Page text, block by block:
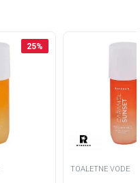
25%
TOALETNE VODE